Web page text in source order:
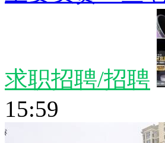
求职招聘/招聘
15:59